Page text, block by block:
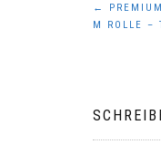
←
M ROLLE –